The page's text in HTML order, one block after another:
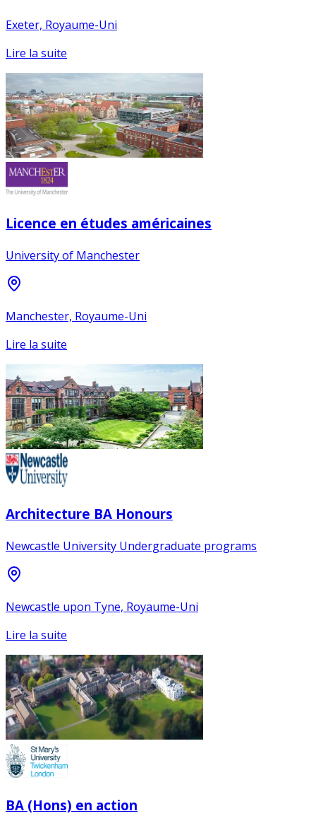
Exeter, Royaume-Uni
Lire la suite
Licence en études américaines
University of Manchester
Manchester, Royaume-Uni
Lire la suite
Architecture BA Honours
Newcastle University Undergraduate programs
Newcastle upon Tyne, Royaume-Uni
Lire la suite
BA (Hons) en action